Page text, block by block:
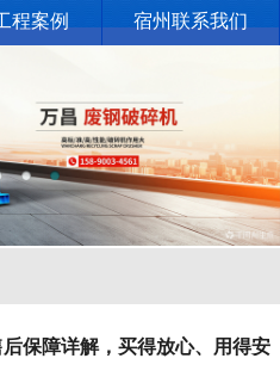
程案例 宿州联系我们
保障详解，买得放心、用得安